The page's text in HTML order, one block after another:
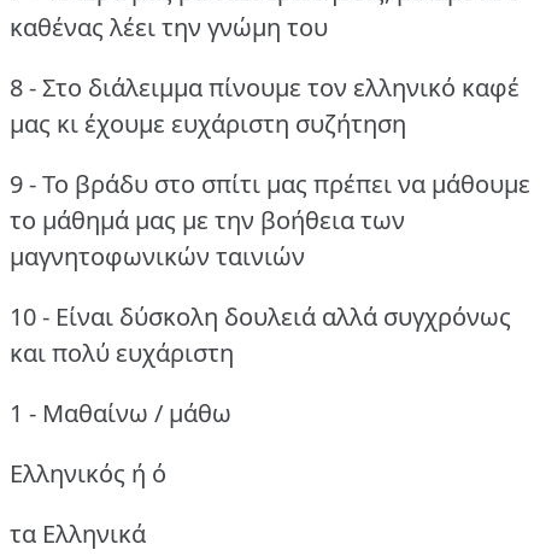
καθένας λέει την γνώμη του
8 - Στο διάλειμμα πίνουμε τον ελληνικό καφέ
μας κι έχουμε ευχάριστη συζήτηση
9 - Το βράδυ στο σπίτι μας πρέπει να μάθουμε
το μάθημά μας με την βοήθεια των
μαγνητοφωνικών ταινιών
10 - Είναι δύσκολη δουλειά αλλά συγχρόνως
και πολύ ευχάριστη
1 - Μαθαίνω / μάθω
Ελληνικός ή ό
τα Ελληνικά